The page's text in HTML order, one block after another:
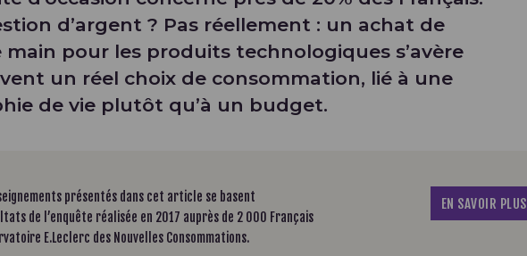
d’argent ? Pas réellement : un achat de
main pour les produits technologiques s’avère
un réel choix de consommation, lié à une
de vie plutôt qu’à un budget.
présentés dans cet article se basent
de l’enquête réalisée en 2017 auprès de 2 000 Français
E.Leclerc des Nouvelles Consommations.
EN SAVOIR PLUS